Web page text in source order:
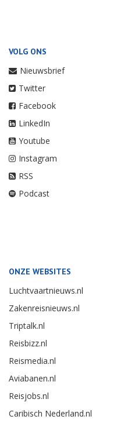
VOLG ONS
Nieuwsbrief
Twitter
Facebook
LinkedIn
Youtube
Instagram
RSS
Podcast
ONZE WEBSITES
Luchtvaartnieuws.nl
Zakenreisnieuws.nl
Triptalk.nl
Reisbizz.nl
Reismedia.nl
Aviabanen.nl
Reisjobs.nl
Caribisch Nederland.nl